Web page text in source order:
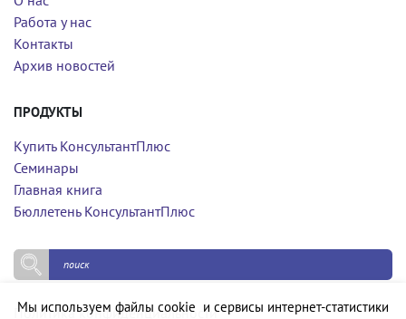
Работа у нас
Контакты
Архив новостей
ПРОДУКТЫ
Купить КонсультантПлюс
Семинары
Главная книга
Бюллетень КонсультантПлюс
Политика конфиденциальности
Мы используем файлы cookie и сервисы интернет-статистики